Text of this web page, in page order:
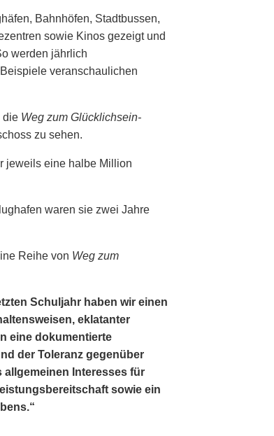
Bahnhöfen, Stadtbussen,
sowie Kinos gezeigt und
werden jährlich
veranschaulichen
die Weg zum Glücklichsein-
zu sehen.
jeweils eine halbe Million
waren sie zwei Jahre
Reihe von Weg zum
Schuljahr haben wir einen
eklatanter
eine dokumentierte
der Toleranz gegenüber
Interesses für
sowie ein